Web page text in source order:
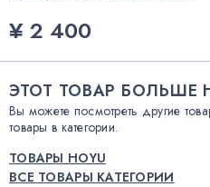
¥ 2 400
ЭТОТ ТОВАР БОЛЬШЕ
Вы можете посмотреть другие
товары в категории.
ТОВАРЫ HOYU
ВСЕ ТОВАРЫ КАТЕГОРИИ